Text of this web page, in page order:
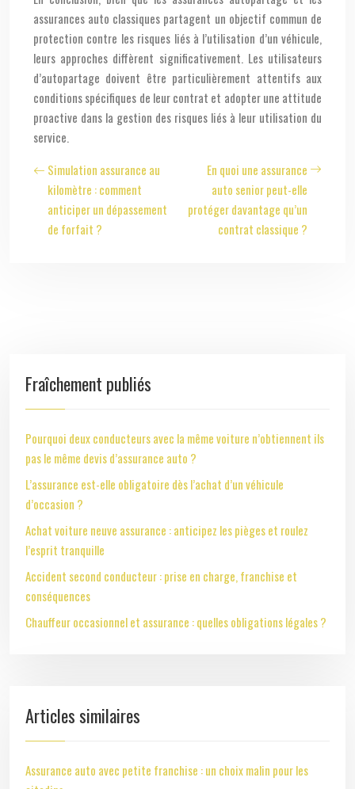
assurances auto classiques partagent un objectif commun de
protection contre les risques liés à l’utilisation d’un véhicule,
leurs approches diffèrent significativement. Les utilisateurs
d’autopartage doivent être particulièrement attentifs aux
conditions spécifiques de leur contrat et adopter une attitude
proactive dans la gestion des risques liés à leur utilisation du
service.
Simulation assurance au
kilomètre : comment
anticiper un dépassement
de forfait ?
En quoi une assurance
auto senior peut-elle
protéger davantage qu’un
contrat classique ?
Fraîchement publiés
Pourquoi deux conducteurs avec la même voiture n’obtiennent ils
pas le même devis d’assurance auto ?
L’assurance est-elle obligatoire dès l’achat d’un véhicule
d’occasion ?
Achat voiture neuve assurance : anticipez les pièges et roulez
l’esprit tranquille
Accident second conducteur : prise en charge, franchise et
conséquences
Chauffeur occasionnel et assurance : quelles obligations légales ?
Articles similaires
Assurance auto avec petite franchise : un choix malin pour les